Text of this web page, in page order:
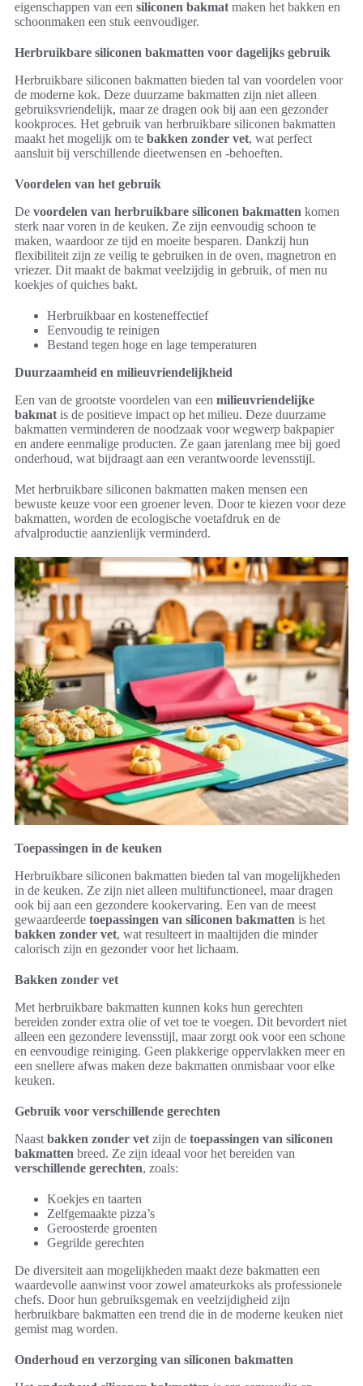
eigenschappen van een siliconen bakmat maken het bakken en
schoonmaken een stuk eenvoudiger.
Herbruikbare siliconen bakmatten voor dagelijks gebruik
Herbruikbare siliconen bakmatten bieden tal van voordelen voor
de moderne kok. Deze duurzame bakmatten zijn niet alleen
gebruiksvriendelijk, maar ze dragen ook bij aan een gezonder
kookproces. Het gebruik van herbruikbare siliconen bakmatten
maakt het mogelijk om te bakken zonder vet, wat perfect
aansluit bij verschillende dieetwensen en -behoeften.
Voordelen van het gebruik
De voordelen van herbruikbare siliconen bakmatten komen
sterk naar voren in de keuken. Ze zijn eenvoudig schoon te
maken, waardoor ze tijd en moeite besparen. Dankzij hun
flexibiliteit zijn ze veilig te gebruiken in de oven, magnetron en
vriezer. Dit maakt de bakmat veelzijdig in gebruik, of men nu
koekjes of quiches bakt.
Herbruikbaar en kosteneffectief
Eenvoudig te reinigen
Bestand tegen hoge en lage temperaturen
Duurzaamheid en milieuvriendelijkheid
Een van de grootste voordelen van een milieuvriendelijke
bakmat is de positieve impact op het milieu. Deze duurzame
bakmatten verminderen de noodzaak voor wegwerp bakpapier
en andere eenmalige producten. Ze gaan jarenlang mee bij goed
onderhoud, wat bijdraagt aan een verantwoorde levensstijl.
Met herbruikbare siliconen bakmatten maken mensen een
bewuste keuze voor een groener leven. Door te kiezen voor deze
bakmatten, worden de ecologische voetafdruk en de
afvalproductie aanzienlijk verminderd.
Toepassingen in de keuken
Herbruikbare siliconen bakmatten bieden tal van mogelijkheden
in de keuken. Ze zijn niet alleen multifunctioneel, maar dragen
ook bij aan een gezondere kookervaring. Een van de meest
gewaardeerde toepassingen van siliconen bakmatten is het
bakken zonder vet, wat resulteert in maaltijden die minder
calorisch zijn en gezonder voor het lichaam.
Bakken zonder vet
Met herbruikbare bakmatten kunnen koks hun gerechten
bereiden zonder extra olie of vet toe te voegen. Dit bevordert niet
alleen een gezondere levensstijl, maar zorgt ook voor een schone
en eenvoudige reiniging. Geen plakkerige oppervlakken meer en
een snellere afwas maken deze bakmatten onmisbaar voor elke
keuken.
Gebruik voor verschillende gerechten
Naast bakken zonder vet zijn de toepassingen van siliconen
bakmatten breed. Ze zijn ideaal voor het bereiden van
verschillende gerechten, zoals:
Koekjes en taarten
Zelfgemaakte pizza’s
Geroosterde groenten
Gegrilde gerechten
De diversiteit aan mogelijkheden maakt deze bakmatten een
waardevolle aanwinst voor zowel amateurkoks als professionele
chefs. Door hun gebruiksgemak en veelzijdigheid zijn
herbruikbare bakmatten een trend die in de moderne keuken niet
gemist mag worden.
Onderhoud en verzorging van siliconen bakmatten